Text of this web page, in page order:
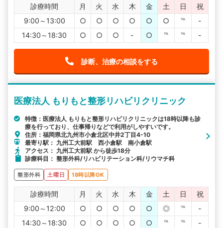
診療時間 月 火 水 木 金 土 日
祝
9:00～13:00
○ ○ ○ ○ ○ ○ ℡
-
14:30～18:30
○ ○ ○ - ○ ℡ ℡ -
診断、治療の相談をする
医療法人 もりもと整形リハビリクリニック
特徴：医療法人 もりもと整形リハビリクリニックは18時以降も診
療を行っており、仕事帰りなどで利用がしやすいです。
住所：福岡県北九州市小倉北区中井2丁目4-10
最寄り駅： 九州工大前駅 西小倉駅 南小倉駅
アクセス： 九州工大前駅 から徒歩18分
診療科目： 整形外科/リハビリテーション科/リウマチ科
整形外科 土曜日 18時以降OK
診療時間 月 火 水 木 金 土 日
祝
9:00～12:00
○ ○ ○ ○ ○ ◎ ℡
-
14:30～18:30
○ ○ ○ ○ ○ ℡ ℡ -